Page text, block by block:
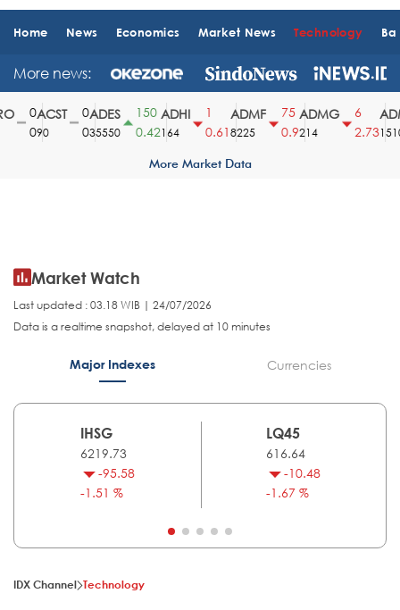
Home News Economics Market News Technology
More news:
ACST
90
ADES
35550
150
0.42
ADHI
164
0.61
ADMF
8225
75
0.9
ADMG
214
2.731510
More Market Data
Market Watch
Last updated : 03.18 WIB | 24/07/2026
Data is a realtime snapshot, delayed at 10 minutes
Major Indexes Currencies
IHSG
6219.73
-95.58
-1.51 %
LQ45
616.64
-10.48
-1.67 %
IDX Channel Technology